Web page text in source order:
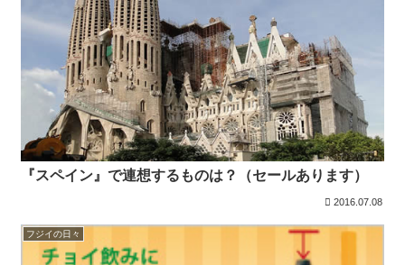
『スペイン』で連想するものは？（セールあります）
2016.07.08
フジイの日々